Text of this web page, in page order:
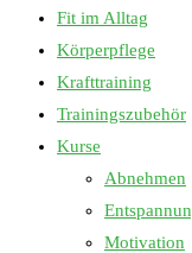
Fit im Alltag
Körperpflege
Krafttraining
Trainingszubehör
Kurse
Abnehmen
Motivation